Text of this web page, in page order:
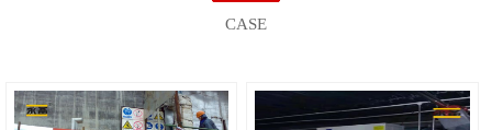
CASE